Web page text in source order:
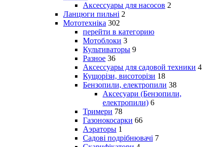
Аксессуары для насосов 2
Ланцюги пильні 2
Мототехніка 302
перейти в категорию
Мотоблоки 3
Культиваторы 9
Разное 36
Аксессуары для садовой техники 4
Кущорізи, висоторізи 18
Бензопили, електропили 38
Аксесуари (Бензопили,
електропили) 6
Тримери 78
Газонокосарки 66
Аэраторы 1
Садові подрібнювачі 7